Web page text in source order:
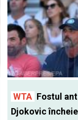
WTA Fostul
Djokovic